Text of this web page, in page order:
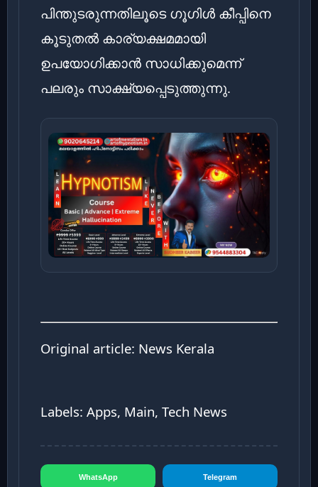
പിന്തുടരുന്നതിലൂടെ ഗൂഗിൾ കീപ്പിനെ
കൂടുതൽ കാര്യക്ഷമമായി
ഉപയോഗിക്കാൻ സാധിക്കുമെന്ന്
പലരും സാക്ഷ്യപ്പെടുത്തുന്നു.
Original article: News Kerala
Labels: Apps, Main, Tech News
WhatsApp Telegram